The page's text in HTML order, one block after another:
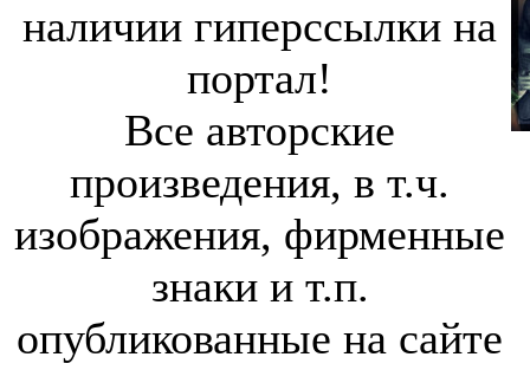
наличии гиперссылки на
портал!
Все авторские
произведения, в т.ч.
изображения, фирменные
знаки и т.п.
опубликованные на сайте